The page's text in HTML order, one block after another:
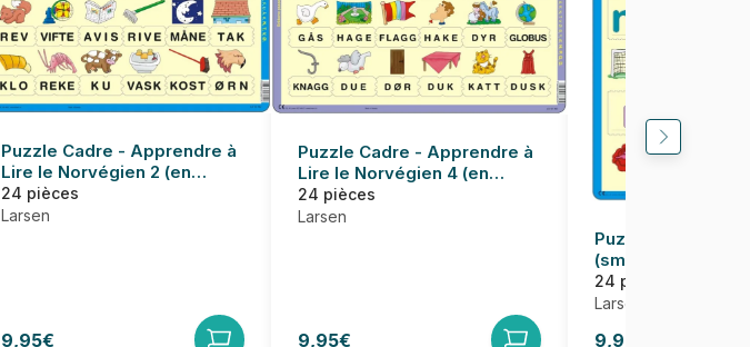
Puzzle Cadre - Apprendre à
Lire le Norvégien 2 (en
Norvégien)
24 pièces
Larsen
9,95€
Puzzle Cadre - Apprendre à
Lire le Norvégien 4 (en
Norvégien)
24 pièces
Larsen
9,95€
Puzzle Cadre -
(små bokstaver)
Norvégien)
24 pièces
Larsen
9,95€